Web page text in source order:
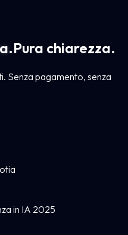
Pura chiarezza.
Senza pagamento, senza
in IA 2025